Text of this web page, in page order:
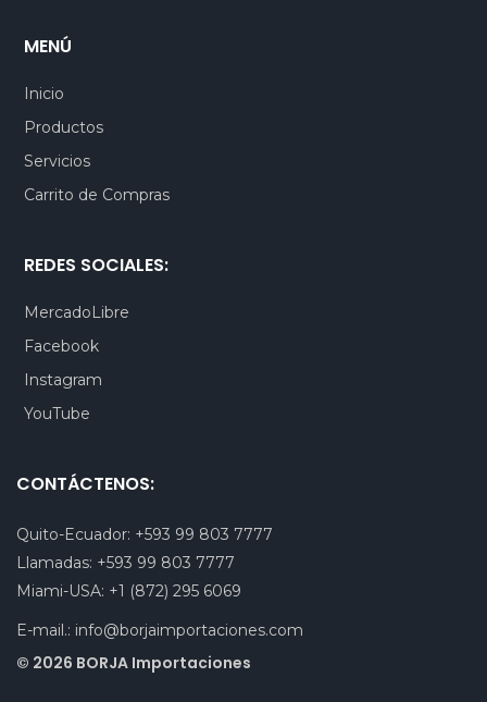
MENÚ
Inicio
Productos
Servicios
Carrito de Compras
REDES SOCIALES:
MercadoLibre
Facebook
Instagram
YouTube
CONTÁCTENOS:
Quito-Ecuador: +593 99 803 7777
Llamadas: +593 99 803 7777
Miami-USA: +1 (872) 295 6069
E-mail.: info@borjaimportaciones.com
© 2026 BORJA Importaciones